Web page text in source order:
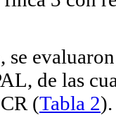
se
de las
(Tabla 2).